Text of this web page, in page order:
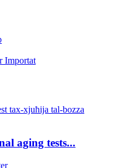
Importat
aging tests...